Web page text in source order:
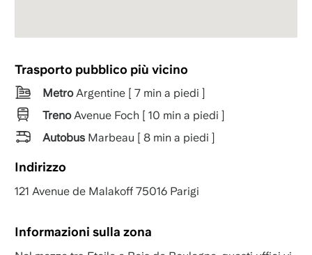
Trasporto pubblico più vicino
MetroArgentine [ 7 min a piedi ]
TrenoAvenue Foch [ 10 min a piedi ]
AutobusMarbeau [ 8 min a piedi ]
Indirizzo
121 Avenue de Malakoff 75016 Parigi
Informazioni sulla zona